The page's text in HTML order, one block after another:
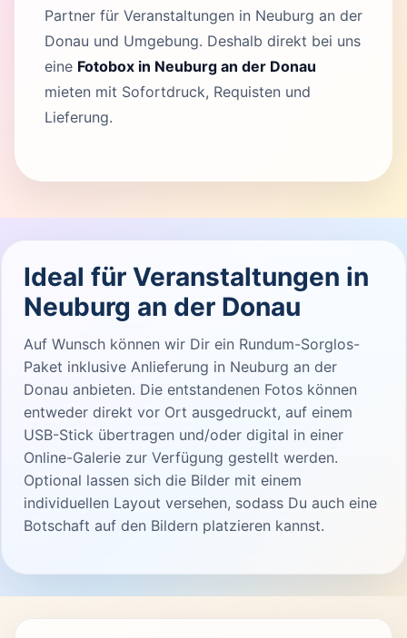
Partner für Veranstaltungen in Neuburg an der
Donau und Umgebung. Deshalb direkt bei uns
eine Fotobox in Neuburg an der Donau
mieten mit Sofortdruck, Requisten und
Lieferung.
Ideal für Veranstaltungen in
Neuburg an der Donau
Auf Wunsch können wir Dir ein Rundum-Sorglos-
Paket inklusive Anlieferung in Neuburg an der
Donau anbieten. Die entstandenen Fotos können
entweder direkt vor Ort ausgedruckt, auf einem
USB-Stick übertragen und/oder digital in einer
Online-Galerie zur Verfügung gestellt werden.
Optional lassen sich die Bilder mit einem
individuellen Layout versehen, sodass Du auch eine
Botschaft auf den Bildern platzieren kannst.